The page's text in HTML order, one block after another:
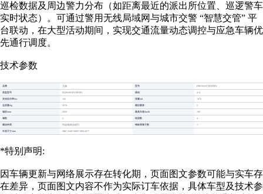
巡检数据及周边警力分布（如距离最近的派出所位置、巡逻警车
实时状态）。可通过警用无线局域网与城市交警 “智慧交管” 平
台联动，在大型活动期间，实现交通流量动态调控与应急车辆优
先通行调度。
技术参数
品牌 九瑞 型号 FZB5041XTXDFEEV
底盘型号 EQ2041RMV6REEV 驱动 4×4
发动机功率/kw 145 排量/ml 1476
总质量/kg 3670 额定载客 5
轴距/mm 2950 最高车速/km/h 190
轴数 2 轮胎数 4
燃油种类 汽油/电混合动力 钢板弹簧片数 -/-
外形尺寸/mm 4987,5040*2080*1980,2077
*特别声明:
因车辆更新与网络展示存在转化期，页面图文参数可能与实车存
在差异，页面图文内容不作为实际订车依据，具体车型及技术参